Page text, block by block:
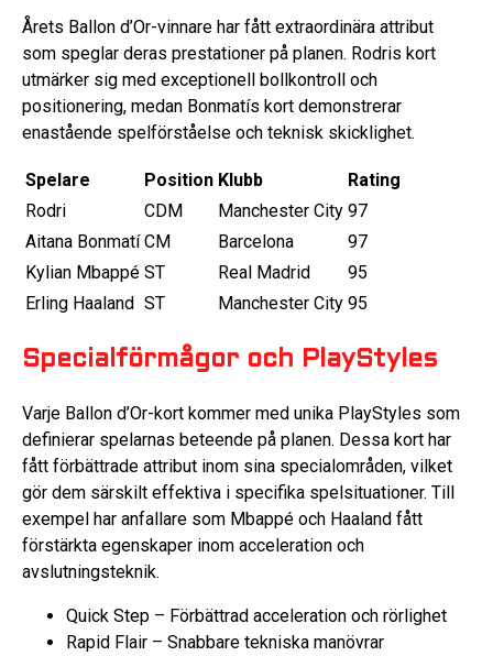
Årets Ballon d’Or-vinnare har fått extraordinära attribut
som speglar deras prestationer på planen. Rodris kort
utmärker sig med exceptionell bollkontroll och
positionering, medan Bonmatís kort demonstrerar
enastående spelförståelse och teknisk skicklighet.
Spelare Position Klubb
Rating
Rodri
CDM Manchester City 97
Aitana Bonmatí CM Barcelona
97
Kylian Mbappé ST Real Madrid
95
Erling Haaland ST Manchester City 95
Specialförmågor och PlayStyles
Varje Ballon d’Or-kort kommer med unika PlayStyles som
definierar spelarnas beteende på planen. Dessa kort har
fått förbättrade attribut inom sina specialområden, vilket
gör dem särskilt effektiva i specifika spelsituationer. Till
exempel har anfallare som Mbappé och Haaland fått
förstärkta egenskaper inom acceleration och
avslutningsteknik.
Quick Step – Förbättrad acceleration och rörlighet
Rapid Flair – Snabbare tekniska manövrar